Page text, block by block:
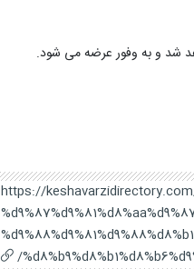
شد و به وفور عرضه می شود.
https://keshavarzidirectory.com/